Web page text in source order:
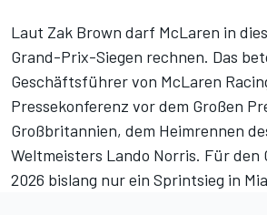
Laut Zak Brown darf McLaren in
Grand-Prix-Siegen rechnen. Das
Geschäftsführer von McLaren
Pressekonferenz vordem Großen
Großbritannien, dem Heimrennen
Weltmeisters Lando Norris. Für den
2026 bislang nur ein Sprintsieg in